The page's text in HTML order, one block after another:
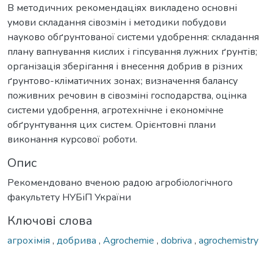
В методичних рекомендаціях викладено основні
умови складання сівозмін і методики побудови
науково обґрунтованої системи удобрення: складання
плану вапнування кислих і гіпсування лужних ґрунтів;
організація зберігання і внесення добрив в різних
ґрунтово-кліматичних зонах; визначення балансу
поживних речовин в сівозміні господарства, оцінка
системи удобрення, агротехнічне і економічне
обґрунтування цих систем. Орієнтовні плани
виконання курсової роботи.
Опис
Рекомендовано вченою радою агробіологічного
факультету НУБіП України
Ключові слова
агрохімія , добрива , Agrochemie , dobriva , agrochemistry